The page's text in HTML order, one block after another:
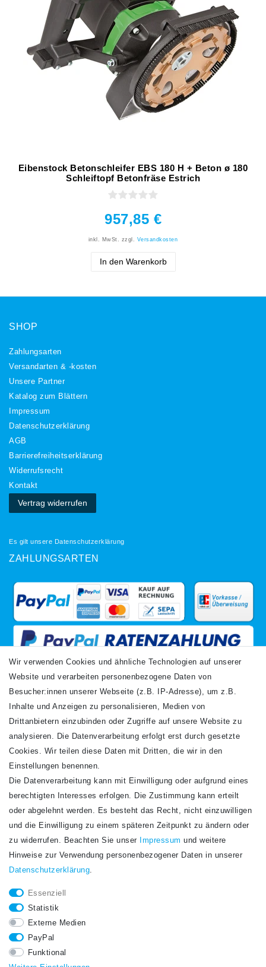
Eibenstock Betonschleifer EBS 180 H + Beton ø 180
Schleiftopf Betonfräse Estrich
957,85 €
inkl. MwSt. zzgl. Versandkosten
In den Warenkorb
SHOP
Zahlungsarten
Versandarten & -kosten
Unsere Partner
Katalog zum Blättern
Impressum
Daten­schutz­erklärung
AGB
Barrierefreiheitserklärung
Widerrufs­recht
Kontakt
Vertrag widerrufen
Es gilt unsere Datenschutzerklärung
ZAHLUNGSARTEN
VERSANDARTEN
Newsletter
Honig
Hiermit bestätige ich, dass ich dieDaten­schutz­erklärunggelesen habe. Meine
STAY CONNECTED.
Wir verwenden Cookies und ähnliche Technologien auf unserer
Website und verarbeiten personenbezogene Daten von
Besucher:innen unserer Webseite (z.B. IP-Adresse), um z.B.
Inhalte und Anzeigen zu personalisieren, Medien von
Drittanbietern einzubinden oder Zugriffe auf unsere Website zu
analysieren. Die Datenverarbeitung erfolgt erst durch gesetzte
Cookies. Wir teilen diese Daten mit Dritten, die wir in den
Einstellungen benennen.
Die Datenverarbeitung kann mit Einwilligung oder aufgrund eines
berechtigten Interesses erfolgen. Die Zustimmung kann erteilt
oder abgelehnt werden. Es besteht das Recht, nicht einzuwilligen
und die Einwilligung zu einem späteren Zeitpunkt zu ändern oder
zu widerrufen. Beachten Sie unser
Impressum und weitere
Hinweise zur Verwendung personenbezogener Daten in unserer
Daten­schutz­erklärung.
Essenziell
Statistik
Externe Medien
PayPal
Funktional